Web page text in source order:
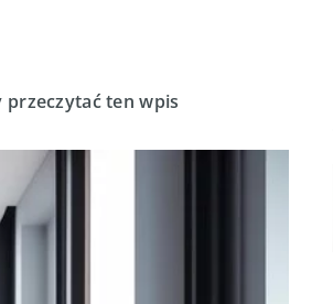
przeczytać ten wpis